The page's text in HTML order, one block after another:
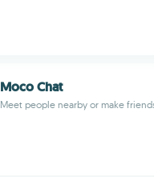
Moco Chat
Meet people nearby or make